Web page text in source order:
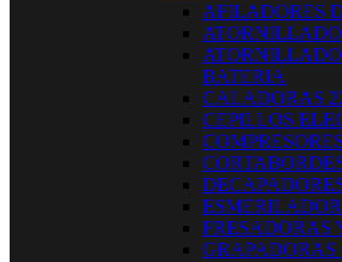
AFILADORES
BATERIA
CALADORAS
CEPILLOS
COMPRESORES
FRESADORAS
GRAPADORAS